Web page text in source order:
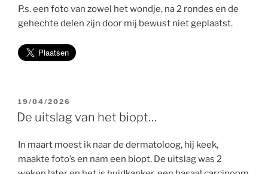
P.s. een foto van zowel het wondje, na 2 rondes en de
gehechte delen zijn door mij bewust niet geplaatst.
GEPLAATST
OP
19/04/2026
De uitslag van het biopt…
In maart moest ik naar de dermatoloog, hij keek,
maakte foto’s en nam een biopt. De uitslag was 2